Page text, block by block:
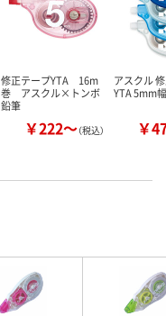
修正テープYTA 16m
巻 アスクル×トンボ
鉛筆
￥222～（税込）
アスクル
YTA 5mm
￥